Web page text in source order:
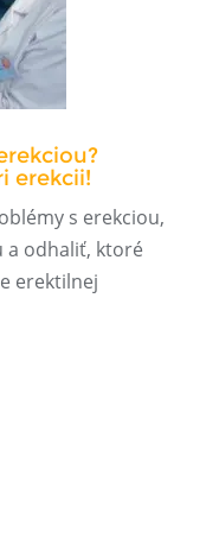
erekcii!
s erekciou,
a odhaliť, ktoré
erektilnej